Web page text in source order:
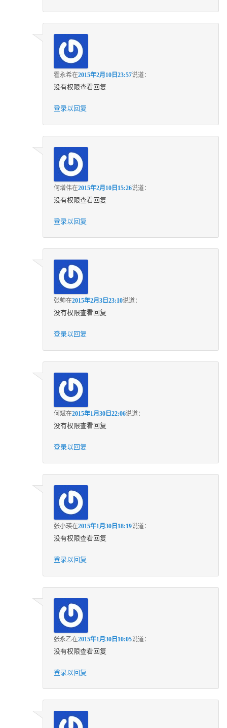
霍永希在2015年2月10日23:57说道：
没有权限查看回复
登录以回复
何增伟在2015年2月10日15:26说道：
没有权限查看回复
登录以回复
张帅在2015年2月3日23:10说道：
没有权限查看回复
登录以回复
何斌在2015年1月30日22:06说道：
没有权限查看回复
登录以回复
张小瑛在2015年1月30日18:19说道：
没有权限查看回复
登录以回复
张永乙在2015年1月30日10:05说道：
没有权限查看回复
登录以回复